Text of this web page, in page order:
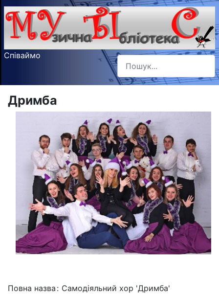
Співаймо Пошук
Type 2 or more characters
Дримба
Повна назва : Самодіяльний хор 'Дримба'